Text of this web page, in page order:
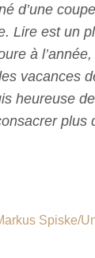
d’une
Lire est un
à
vacances
heureuse de
plus
Spiske/